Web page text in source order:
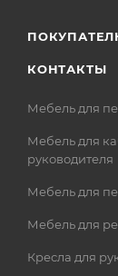
КОНТАКТЫ
Мебель для
Мебель для
руководителя
Мебель для
Мебель для
Кресла для